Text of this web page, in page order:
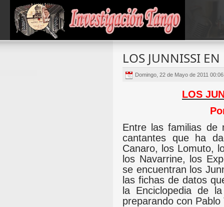
LOS JUNNISSI
Domingo, 22 de Mayo de 2011
LOS
Entre las familias de
cantantes que ha
Canaro, los Lomuto,
los Navarrine, los
se encuentran los
las fichas de datos
la Enciclopedia de
preparando con Pablo